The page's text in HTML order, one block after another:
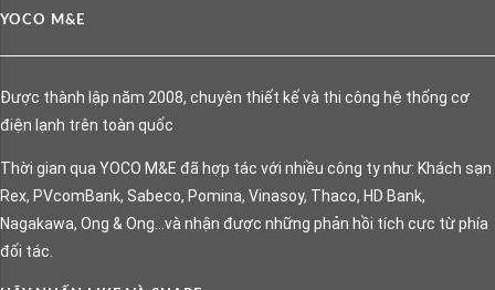
YOCO M&E
Được thành lập năm 2008, chuyên thiết kế và thi công hệ thống cơ
điện lạnh trên toàn quốc
Thời gian qua YOCO M&E đã hợp tác với nhiều công ty như: Khách sạn
Rex, PVcomBank, Sabeco, Pomina, Vinasoy, Thaco, HD Bank,
Nagakawa, Ong & Ong…và nhận được những phản hồi tích cực từ phía
đối tác.